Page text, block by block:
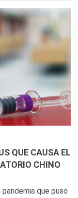
QUE CAUSA EL
CHINO
que puso